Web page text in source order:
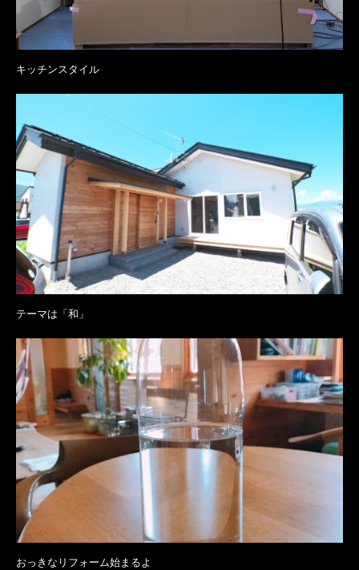
キッチンスタイル
テーマは「和」
おっきなリフォーム始まるよ